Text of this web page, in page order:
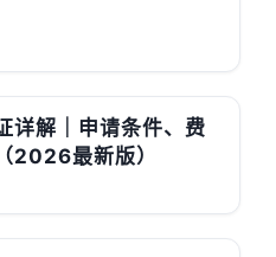
详解｜申请条件、费
2026最新版）